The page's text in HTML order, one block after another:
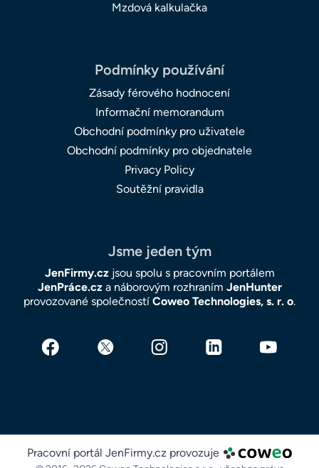
Mzdová kalkulačka
Podmínky používání
Zásady férového hodnocení
Informační memorandum
Obchodní podmínky pro uživatele
Obchodní podmínky pro objednatele
Privacy Policy
Soutěžní pravidla
Jsme jeden tým
JenFirmy.czjsou spolu s pracovním portálem
JenPráce.cza náborovým rozhraním JenHunter
provozované společností Coweo Technologies, s. r. o.
Pracovní portál JenFirmy.cz provozuje